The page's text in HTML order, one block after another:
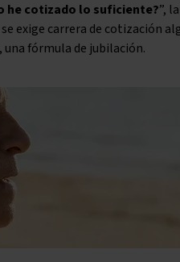
he cotizado lo suficiente?”,
exige carrera de cotización
una fórmula de jubilación.